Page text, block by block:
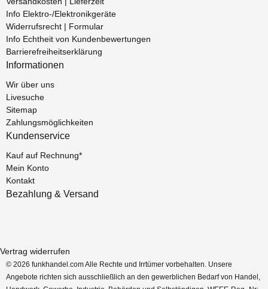
Info Elektro-/Elektronikgeräte
Widerrufsrecht | Formular
Info Echtheit von Kundenbewertungen
Barrierefreiheitserklärung
Informationen
Wir über uns
Livesuche
Sitemap
Zahlungsmöglichkeiten
Kundenservice
Kauf auf Rechnung*
Mein Konto
Kontakt
Bezahlung & Versand
Vertrag widerrufen
© 2026 funkhandel.com Alle Rechte und Irrtümer vorbehalten. Unsere
Angebote richten sich ausschließlich an den gewerblichen Bedarf von Handel,